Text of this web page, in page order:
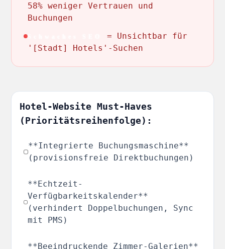
58% weniger Vertrauen und
Buchungen
= Unsichtbar für
'[Stadt] Hotels'-Suchen
Hotel-Website Must-Haves
(Prioritätsreihenfolge):
**Integrierte Buchungsmaschine**
(provisionsfreie Direktbuchungen)
**Echtzeit-
Verfügbarkeitskalender**
(verhindert Doppelbuchungen, Sync
mit PMS)
**Beeindruckende Zimmer-Galerien**